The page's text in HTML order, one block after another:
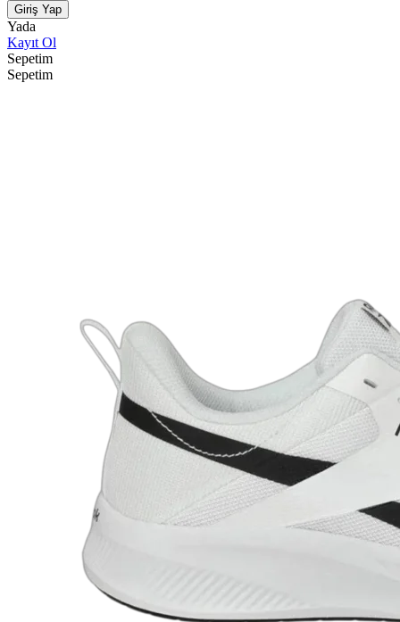
Giriş Yap
Yada
Kayıt Ol
Sepetim
Sepetim